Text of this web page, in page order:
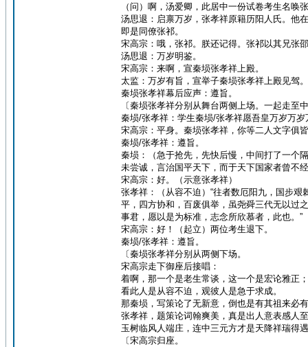
（问）啊，汤爱卿，此居中一份试卷考生名唤
汤思退：启禀万岁，张孝祥原籍历阳人氏。他
即是同僚张祁。
宋高宗：哦，张祁。朕还记得。张祁以其兄张
汤思退：万岁明鉴。
宋高宗：来啊，宣秦埙张孝祥上殿。
太监：万岁有旨，宣举子秦埙张孝祥上殿见驾。
秦埙张孝祥幕后应声：遵旨。
〔秦埙张孝祥分别从舞台两侧上场。一起走
秦埙/张孝祥：学生秦埙/张孝祥愿吾皇万岁万岁
宋高宗：平身。秦埙张孝祥，你等二人文字俱
秦埙/张孝祥：遵旨。
秦埙：（急于抢先，先快后慢，中间打了一个
未尝诚，言治国平天下，而于天下国家者曾不
宋高宗：好。（示意张孝祥）
张孝祥：（从容不迫）“往者数厄阳九，国步
平，四方协和，百废俱举，虽尧舜三代无以过
事君，愿以是为标准，志念所欣慕者，此也。”
宋高宗：好！（起立）两位考生退下。
秦埙/张孝祥：遵旨。
〔秦埙张孝祥分别从两侧下场。
宋高宗走下御座后接唱：
着啊，那一个是老生常谈，这一个是宏论雅正；
看此人是从容不迫，观彼人是急于求成。
那秦埙，写策论了无新意，倒也是有其祖来必
张孝祥，题策论词翰爽美，真是出人意表感人
玉树临风人端庄，连中三元方才是天降祥瑞得
〔宋高宗归座。